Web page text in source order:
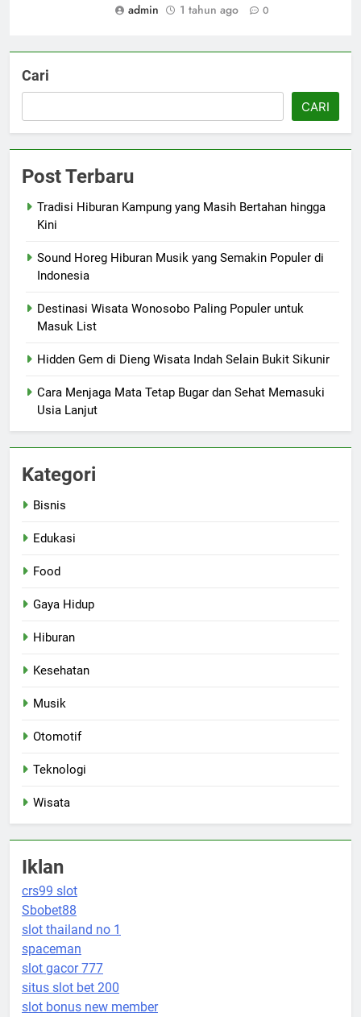
admin
1 tahun ago 0
Cari
CARI
Post Terbaru
Tradisi Hiburan Kampung yang Masih Bertahan hingga
Kini
Sound Horeg Hiburan Musik yang Semakin Populer di
Indonesia
Destinasi Wisata Wonosobo Paling Populer untuk
Masuk List
Hidden Gem di Dieng Wisata Indah Selain Bukit Sikunir
Cara Menjaga Mata Tetap Bugar dan Sehat Memasuki
Usia Lanjut
Kategori
Bisnis
Edukasi
Food
Gaya Hidup
Hiburan
Kesehatan
Musik
Otomotif
Teknologi
Wisata
Iklan
crs99 slot
Sbobet88
slot thailand no 1
spaceman
slot gacor 777
situs slot bet 200
slot bonus new member